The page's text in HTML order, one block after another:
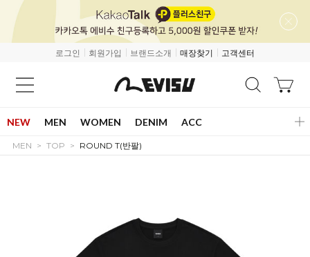
로그인 회원가입 브랜드소개 매장찾기 고객센터
NEW MEN WOMEN DENIM ACC
MEN TOP ROUND T(반팔)